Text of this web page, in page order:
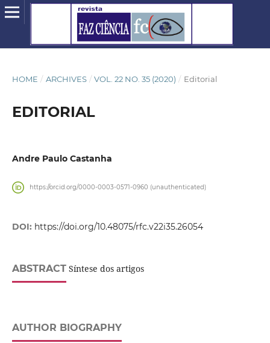
HOME / ARCHIVES / VOL. 22 NO. 35 (2020) / Editorial
EDITORIAL
Andre Paulo Castanha
https://orcid.org/0000-0003-0571-0960 (unauthenticated)
DOI: https://doi.org/10.48075/rfc.v22i35.26054
ABSTRACTSíntese dos artigos
AUTHOR BIOGRAPHY